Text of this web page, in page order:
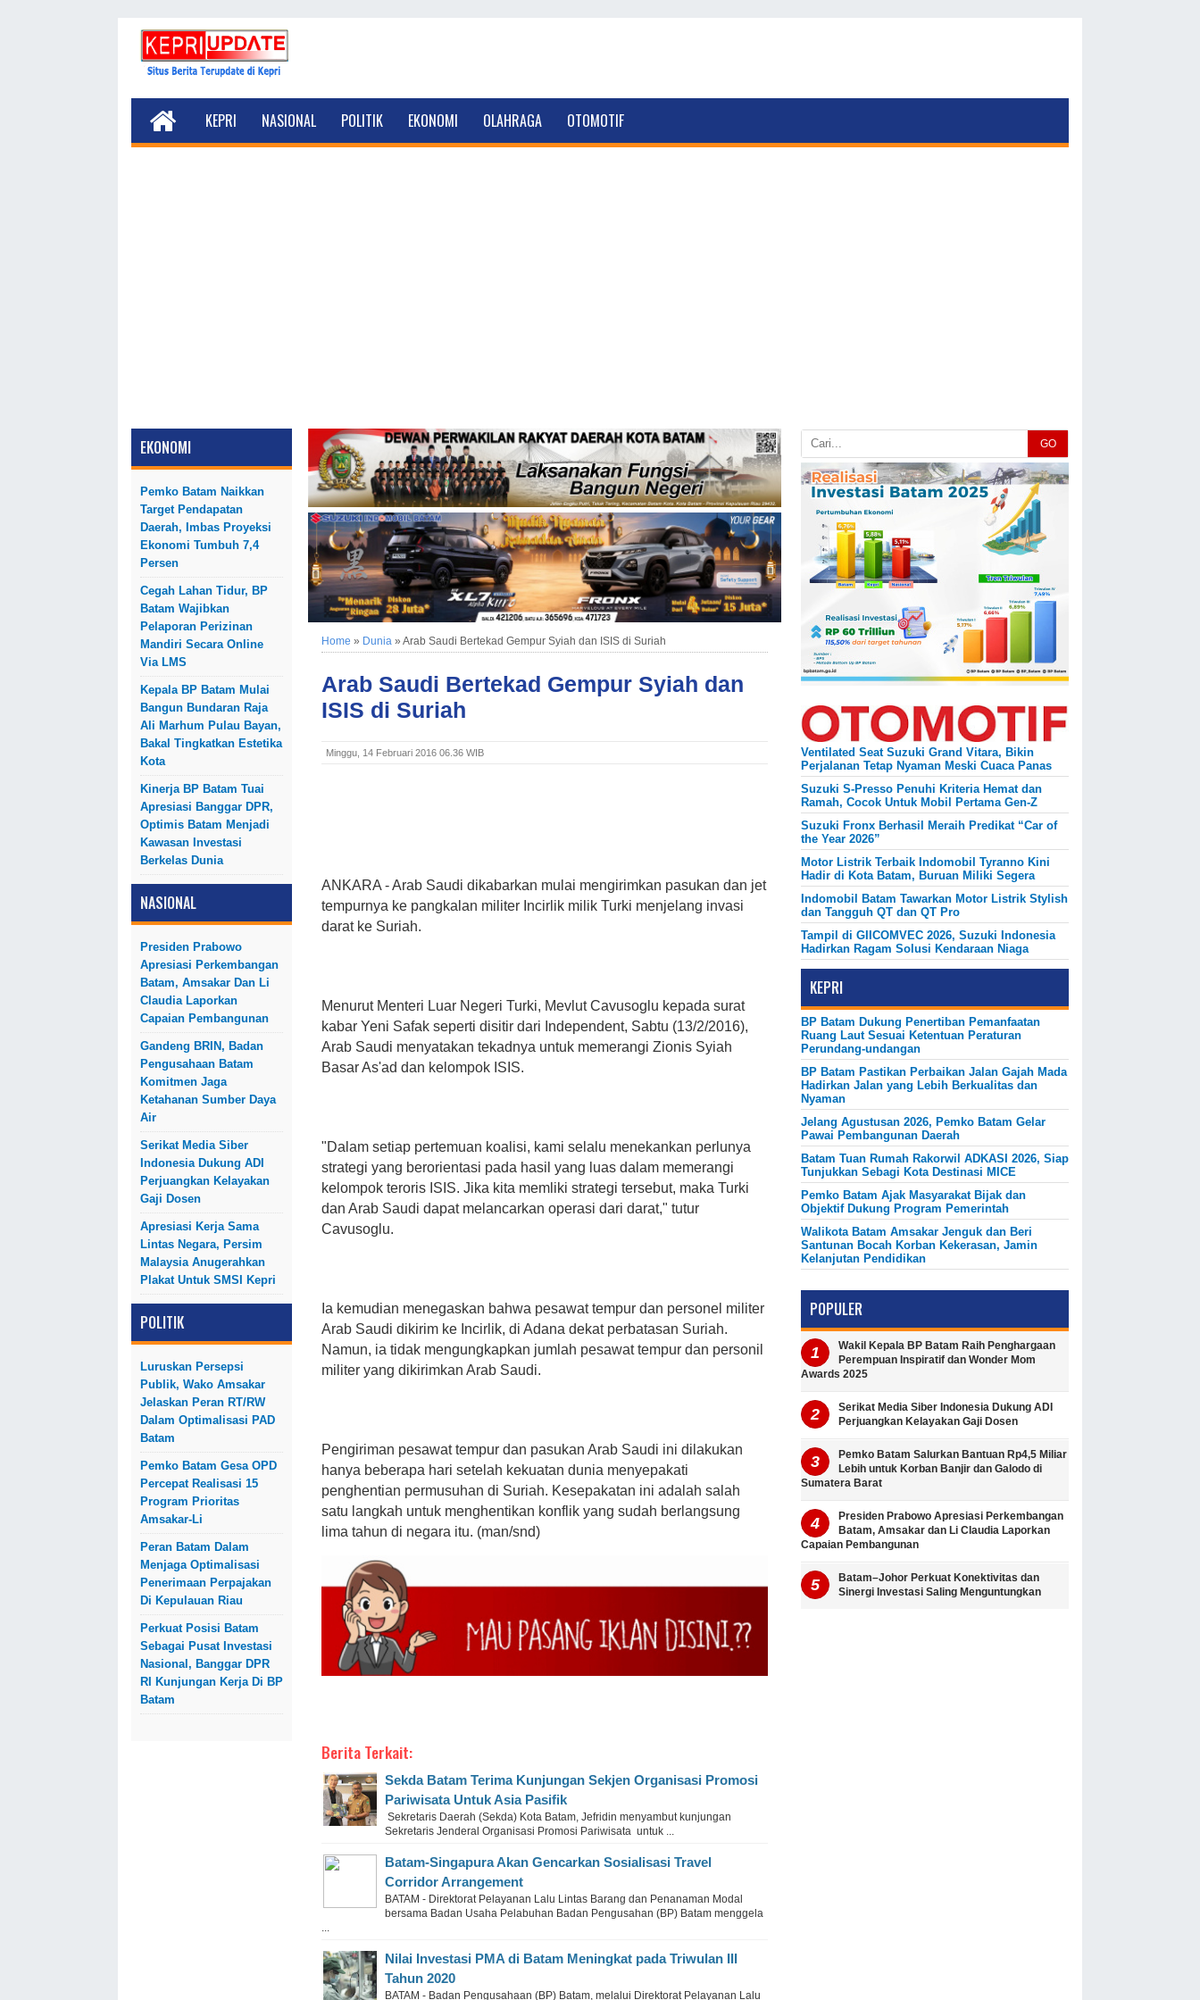
KEPRI NASIONAL POLITIK EKONOMI OLAHRAGA OTOMOTIF
EKONOMI
Pemko Batam Naikkan
Target Pendapatan
Daerah, Imbas Proyeksi
Ekonomi Tumbuh 7,4
Persen
Cegah Lahan Tidur, BP
Batam Wajibkan
Pelaporan Perizinan
Mandiri Secara Online
Via LMS
Kepala BP Batam Mulai
Bangun Bundaran Raja
Ali Marhum Pulau Bayan,
Bakal Tingkatkan Estetika
Kota
Kinerja BP Batam Tuai
Apresiasi Banggar DPR,
Optimis Batam Menjadi
Kawasan Investasi
Berkelas Dunia
NASIONAL
Presiden Prabowo
Apresiasi Perkembangan
Batam, Amsakar Dan Li
Claudia Laporkan
Capaian Pembangunan
Gandeng BRIN, Badan
Pengusahaan Batam
Komitmen Jaga
Ketahanan Sumber Daya
Air
Serikat Media Siber
Indonesia Dukung ADI
Perjuangkan Kelayakan
Gaji Dosen
Apresiasi Kerja Sama
Lintas Negara, Persim
Malaysia Anugerahkan
Plakat Untuk SMSI Kepri
POLITIK
Luruskan Persepsi
Publik, Wako Amsakar
Jelaskan Peran RT/RW
Dalam Optimalisasi PAD
Batam
Pemko Batam Gesa OPD
Percepat Realisasi 15
Program Prioritas
Amsakar-Li
Peran Batam Dalam
Menjaga Optimalisasi
Penerimaan Perpajakan
Di Kepulauan Riau
Perkuat Posisi Batam
Sebagai Pusat Investasi
Nasional, Banggar DPR
RI Kunjungan Kerja Di BP
Batam
Home » Dunia » Arab Saudi Bertekad Gempur Syiah dan ISIS di Suriah
Arab Saudi Bertekad Gempur Syiah dan
ISIS di Suriah
Minggu, 14 Februari 2016 06.36 WIB
ANKARA- Arab Saudi dikabarkan mulai mengirimkan pasukan dan jet
tempurnya ke pangkalan militer Incirlik milik Turki menjelang invasi
darat ke Suriah.
Menurut Menteri Luar Negeri Turki, Mevlut Cavusoglu kepada surat
kabar Yeni Safak seperti disitir dari Independent, Sabtu (13/2/2016),
Arab Saudi menyatakan tekadnya untuk memerangi Zionis Syiah
Basar As'ad dan kelompok ISIS.
"Dalam setiap pertemuan koalisi, kami selalu menekankan perlunya
strategi yang berorientasi pada hasil yang luas dalam memerangi
kelompok teroris ISIS. Jika kita memliki strategi tersebut, maka Turki
dan Arab Saudi dapat melancarkan operasi dari darat," tutur
Cavusoglu.
Ia kemudian menegaskan bahwa pesawat tempur dan personel militer
Arab Saudi dikirim ke Incirlik, di Adana dekat perbatasan Suriah.
Namun, ia tidak mengungkapkan jumlah pesawat tempur dan personil
militer yang dikirimkan Arab Saudi.
Pengiriman pesawat tempur dan pasukan Arab Saudi ini dilakukan
hanya beberapa hari setelah kekuatan dunia menyepakati
penghentian permusuhan di Suriah. Kesepakatan ini adalah salah
satu langkah untuk menghentikan konflik yang sudah berlangsung
lima tahun di negara itu. (man/snd)
Berita Terkait:
Sekda Batam Terima Kunjungan Sekjen Organisasi Promosi
Pariwisata Untuk Asia Pasifik
Sekretaris Daerah (Sekda) Kota Batam, Jefridin menyambut kunjungan
Sekretaris Jenderal Organisasi Promosi Pariwisata untuk ...
Batam-Singapura Akan Gencarkan Sosialisasi Travel
Corridor Arrangement
BATAM - Direktorat Pelayanan Lalu Lintas Barang dan Penanaman Modal
bersama Badan Usaha Pelabuhan Badan Pengusahan (BP) Batam menggela
Nilai Investasi PMA di Batam Meningkat pada Triwulan III
Tahun 2020
BATAM - Badan Pengusahaan (BP) Batam, melalui Direktorat Pelayanan Lalu
GO
Ventilated Seat Suzuki Grand Vitara, Bikin
Perjalanan Tetap Nyaman Meski Cuaca Panas
Suzuki S-Presso Penuhi Kriteria Hemat dan
Ramah, Cocok Untuk Mobil Pertama Gen-Z
Suzuki Fronx Berhasil Meraih Predikat “Car of
the Year 2026”
Motor Listrik Terbaik Indomobil Tyranno Kini
Hadir di Kota Batam, Buruan Miliki Segera
Indomobil Batam Tawarkan Motor Listrik Stylish
dan Tangguh QT dan QT Pro
Tampil di GIICOMVEC 2026, Suzuki Indonesia
Hadirkan Ragam Solusi Kendaraan Niaga
KEPRI
BP Batam Dukung Penertiban Pemanfaatan
Ruang Laut Sesuai Ketentuan Peraturan
Perundang-undangan
BP Batam Pastikan Perbaikan Jalan Gajah Mada
Hadirkan Jalan yang Lebih Berkualitas dan
Nyaman
Jelang Agustusan 2026, Pemko Batam Gelar
Pawai Pembangunan Daerah
Batam Tuan Rumah Rakorwil ADKASI 2026, Siap
Tunjukkan Sebagi Kota Destinasi MICE
Pemko Batam Ajak Masyarakat Bijak dan
Objektif Dukung Program Pemerintah
Walikota Batam Amsakar Jenguk dan Beri
Santunan Bocah Korban Kekerasan, Jamin
Kelanjutan Pendidikan
POPULER
Wakil Kepala BP Batam Raih Penghargaan
Perempuan Inspiratif dan Wonder Mom
Awards 2025
Serikat Media Siber Indonesia Dukung ADI
Perjuangkan Kelayakan Gaji Dosen
Pemko Batam Salurkan Bantuan Rp4,5 Miliar
Lebih untuk Korban Banjir dan Galodo di
Sumatera Barat
Presiden Prabowo Apresiasi Perkembangan
Batam, Amsakar dan Li Claudia Laporkan
Capaian Pembangunan
Batam–Johor Perkuat Konektivitas dan
Sinergi Investasi Saling Menguntungkan